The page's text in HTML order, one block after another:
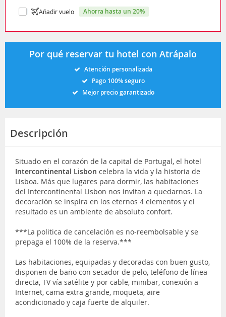
Añadir vuelo ahorra hasta un 20%
Por qué reservar tu hotel con Atrápalo
Atención personalizada
Pago 100% seguro
Mejor precio garantizado
Descripción
Situado en el corazón de la capital de Portugal, el hotel
Intercontinental Lisbon celebra la vida y la historia de
Lisboa. Más que lugares para dormir, las habitaciones
del Intercontinental Lisbon nos invitan a quedarnos. La
decoración se inspira en los eternos 4 elementos y el
resultado es un ambiente de absoluto confort.
***La politica de cancelación es no-reembolsable y se
prepaga el 100% de la reserva.***
Las habitaciones, equipadas y decoradas con buen gusto,
disponen de baño con secador de pelo, teléfono de línea
directa, TV vía satélite y por cable, minibar, conexión a
Internet, cama extra grande, moqueta, aire
acondicionado y caja fuerte de alquiler.